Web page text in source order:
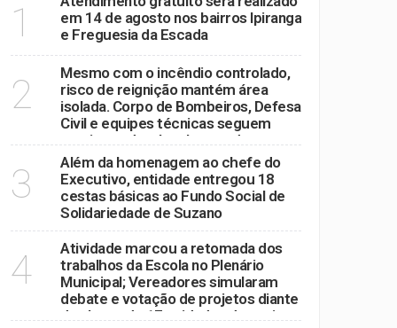
área permanece interditada
de Futsal
1
em 14 de agosto nos bairros Ipiranga
e Freguesia da Escada
2
Mesmo com o incêndio controlado,
risco de reignição mantém área
isolada. Corpo de Bombeiros, Defesa
Civil e equipes técnicas seguem
monitorando o local antes de
autorizar o retorno dos moradores.
3
Além da homenagem ao chefe do
Executivo, entidade entregou 18
cestas básicas ao Fundo Social de
Solidariedade de Suzano
4
Atividade marcou a retomada dos
trabalhos da Escola no Plenário
Municipal; Vereadores simularam
debate e votação de projetos diante
de alunos de 17 unidades de ensino